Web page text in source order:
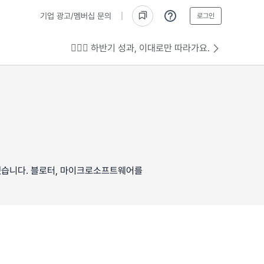
기업 광고/멤버십 문의 로그인
💁🏻‍♂️ 하반기 성과, 이대로만 따라가요.
니다. 블로터, 마이크로소프트웨어를